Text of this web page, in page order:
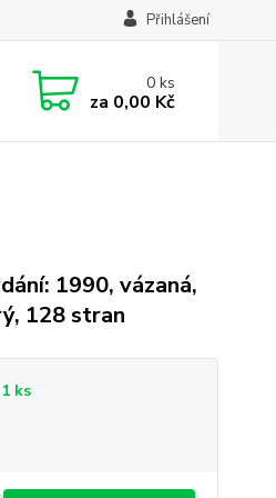
Přihlášení
0ks
za 0,00 Kč
1990, vázaná,
128 stran
ks